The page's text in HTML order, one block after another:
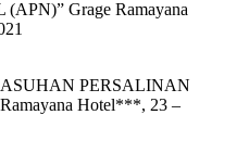
Grage Ramayana
PERSALINAN
Hotel***, 23 –